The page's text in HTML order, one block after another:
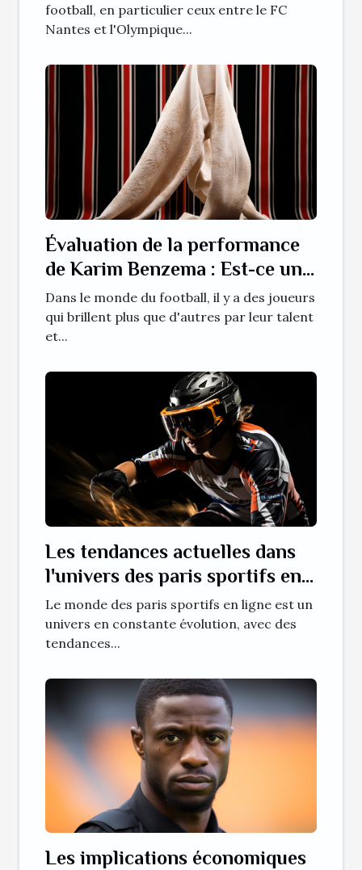
football, en particulier ceux entre le FC
Nantes et l'Olympique...
Évaluation de la performance
de Karim Benzema : Est-ce une
saison record ?
Dans le monde du football, il y a des joueurs
qui brillent plus que d'autres par leur talent
et...
Les tendances actuelles dans
l'univers des paris sportifs en
ligne
Le monde des paris sportifs en ligne est un
univers en constante évolution, avec des
tendances...
Les implications économiques